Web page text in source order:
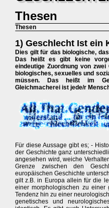
Thesen
Thesen
1) Geschlecht Ist ein
Dies gilt für das biologische,
Das heißt es gibt keine
eindeutige Zuordnung von
biologisches, sexuelles und
müssen. Das heißt im
Gleichmacherei ist jede/r
Für diese Aussage gibt es; -
der Geschichte ganz
angesehen wird, weiche
Grenze zwischen den
europäischen Geschichte
gilt z.B. in Europa allein für die
einer morphologischen zu
Tendenz hin zu einer
genetisches und